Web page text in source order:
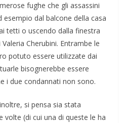
fughe che gli assassini
dal balcone della casa
tetti o uscendo dalla finestra
Cherubini. Entrambe le
potuto essere utilizzate dai
bisognerebbe essere
i due condannati non sono.
si pensa sia stata
volte (di cui una di queste le ha